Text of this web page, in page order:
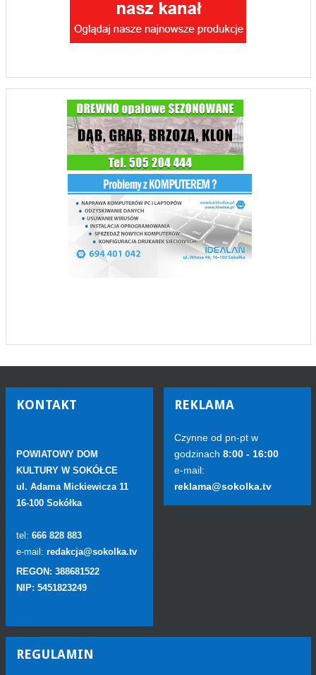
KONTAKT
POWIATOWY DOM
KULTURY W SOKÓŁCE
ul. Adama Mickiewicza 11
16-100 Sokółka
tel: 666 828 883
e-mail: redakcja@sokolka.tv
REGON: 388681522
NIP: 5451823249
REKLAMA
Czynne od pn-pt w
godzinach 8:00 - 16:00
e-mail:
reklama@sokolka.tv
REGULAMIN